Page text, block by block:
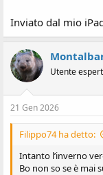
Inviato dal mio
Utente
21 Gen 2026
Filippo74 ha detto:
Intanto l’inverno
Bo non so se è mai